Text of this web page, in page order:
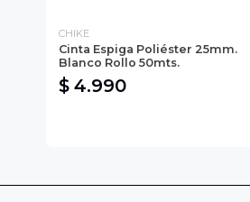
CHIKE
Cinta Espiga Poliéster 25mm.
Blanco Rollo 50mts.
$ 4.990